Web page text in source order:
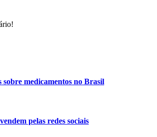
medicamentos no Brasil
pelas redes sociais